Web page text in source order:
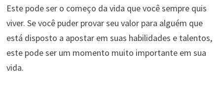
Este pode ser o começo da vida que você sempre quis
viver. Se você puder provar seu valor para alguém que
está disposto a apostar em suas habilidades e talentos,
este pode ser um momento muito importante em sua
vida.